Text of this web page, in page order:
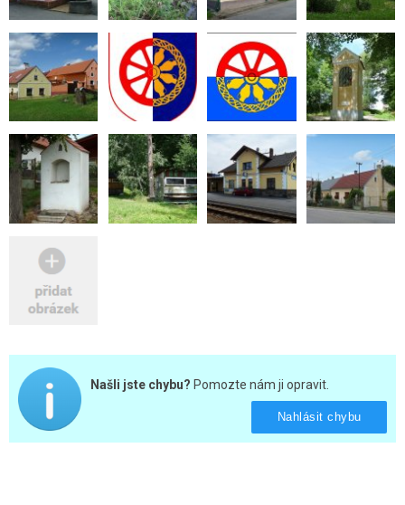
Našli jste chybu? Pomozte nám ji opravit.
Nahlásit chybu